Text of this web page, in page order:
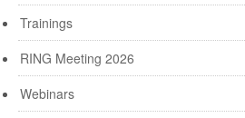
Trainings
RING Meeting 2026
Webinars